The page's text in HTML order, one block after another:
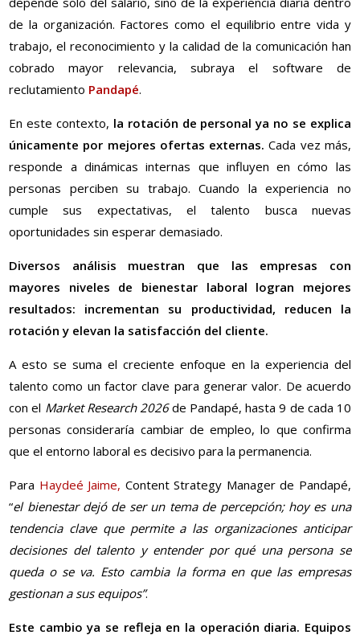
de la organización. Factores como el equilibrio entre vida y
trabajo, el reconocimiento y la calidad de la comunicación han
cobrado mayor relevancia, subraya el software de
reclutamiento Pandapé.
En este contexto, la rotación de personal ya no se explica
únicamente por mejores ofertas externas. Cada vez más,
responde a dinámicas internas que influyen en cómo las
personas perciben su trabajo. Cuando la experiencia no
cumple sus expectativas, el talento busca nuevas
oportunidades sin esperar demasiado.
Diversos análisis muestran que las empresas con
mayores niveles de bienestar laboral logran mejores
resultados: incrementan su productividad, reducen la
rotación y elevan la satisfacción del cliente.
A esto se suma el creciente enfoque en la experiencia del
talento como un factor clave para generar valor. De acuerdo
con el Market Research 2026de Pandapé, hasta 9 de cada 10
personas consideraría cambiar de empleo, lo que confirma
que el entorno laboral es decisivo para la permanencia.
Para Haydeé Jaime, Content Strategy Manager de Pandapé,
“el bienestar dejó de ser un tema de percepción; hoy es una
tendencia clave que permite a las organizaciones anticipar
decisiones del talento y entender por qué una persona se
queda o se va. Esto cambia la forma en que las empresas
gestionan a sus equipos”.
Este cambio ya se refleja en la operación diaria. Equipos